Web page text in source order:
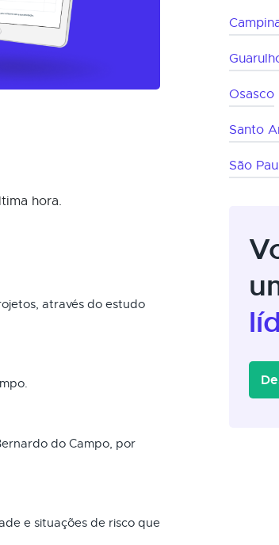
hora.
através do estudo
do Campo, por
e situações de risco que
Osasco
Santo
São